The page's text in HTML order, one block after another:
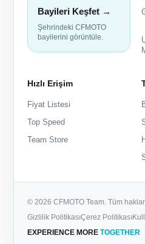
Bayileri Keşfet →
Şehrindeki CFMOTO
bayilerini görüntüle.
Hızlı Erişim
Fiyat Listesi
Top Speed
Team Store
© 2026 CFMOTO Team. Tüm
Gizlilik PolitikasıÇerez Politikası
EXPERIENCE MORE TOGETHER